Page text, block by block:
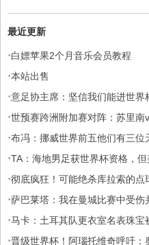
最近更新
·白嫖苹果2个月音乐会员教程
·本站出售
·意足协主席：坚信我们能进世
·世预赛跨洲附加赛对阵：苏里
·布冯：挪威世界前五他们有三
·TA：海地男足获世界杯资格，
赛
·彻底疯狂！可能绝杀库拉索的
·萨巴莱塔：我在曼城比赛中受
·马卡：土耳其队更衣室名表珠宝
·晋级世界杯！阿瑙托维奇呼吁